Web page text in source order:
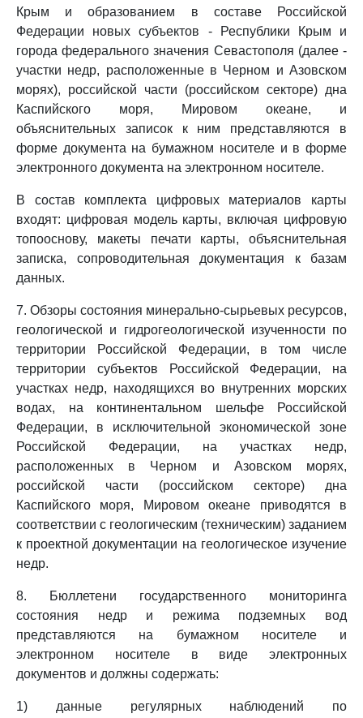
Крым и образованием в составе Российской
Федерации новых субъектов - Республики Крым и
города федерального значения Севастополя (далее -
участки недр, расположенные в Черном и Азовском
морях), российской части (российском секторе) дна
Каспийского моря, Мировом океане, и
объяснительных записок к ним представляются в
форме документа на бумажном носителе и в форме
электронного документа на электронном носителе.
В состав комплекта цифровых материалов карты
входят: цифровая модель карты, включая цифровую
топооснову, макеты печати карты, объяснительная
записка, сопроводительная документация к базам
данных.
7. Обзоры состояния минерально-сырьевых ресурсов,
геологической и гидрогеологической изученности по
территории Российской Федерации, в том числе
территории субъектов Российской Федерации, на
участках недр, находящихся во внутренних морских
водах, на континентальном шельфе Российской
Федерации, в исключительной экономической зоне
Российской Федерации, на участках недр,
расположенных в Черном и Азовском морях,
российской части (российском секторе) дна
Каспийского моря, Мировом океане приводятся в
соответствии с геологическим (техническим) заданием
к проектной документации на геологическое изучение
недр.
8. Бюллетени государственного мониторинга
состояния недр и режима подземных вод
представляются на бумажном носителе и
электронном носителе в виде электронных
документов и должны содержать:
1) данные регулярных наблюдений по